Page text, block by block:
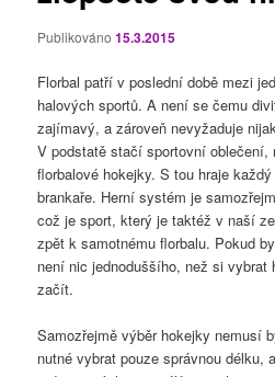
Publikováno15.3.2015
Florbal patří v poslední době mezi
halových sportů. A není se čemu
zajímavý, a zároveň nevyžaduje
V podstatě stačí sportovní oblečení,
florbalové hokejky. S tou hraje
brankaře. Herní systém je
což je sport, který je taktéž v naší
zpět k samotnému florbalu. Pokud
není nic jednoduššího, než si
začít.
Samozřejmě výběr hokejky nemusí
nutné vybrat pouze správnou délku,